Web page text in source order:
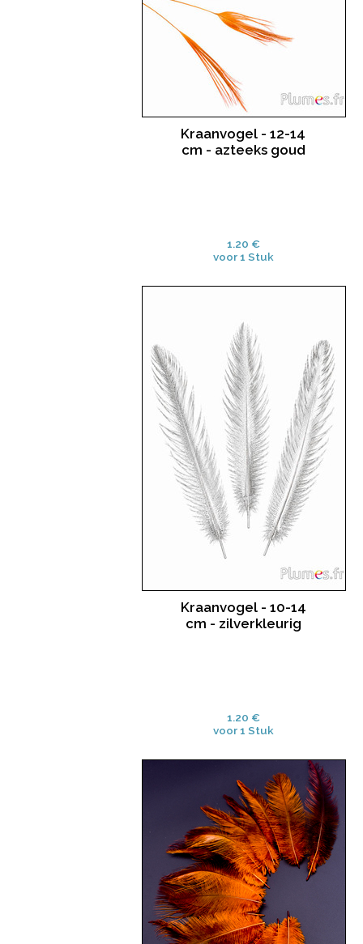
Kraanvogel - 12-14
cm - azteeks goud
1.20 €
voor 1 Stuk
Kraanvogel - 10-14
cm - zilverkleurig
1.20 €
voor 1 Stuk